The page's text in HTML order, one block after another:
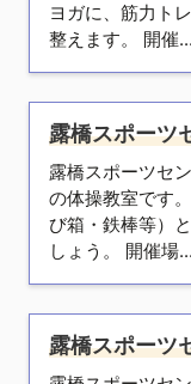
ヨガに、筋力ト
整えます。 開催...
露橋スポーツ
露橋スポーツセ
の体操教室です
び箱・鉄棒等）
しょう。 開催場...
露橋スポーツ